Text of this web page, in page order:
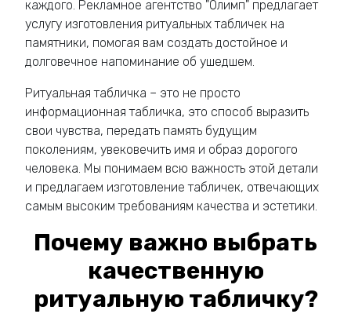
каждого. Рекламное агентство "Олимп" предлагает
услугу изготовления ритуальных табличек на
памятники, помогая вам создать достойное и
долговечное напоминание об ушедшем.
Ритуальная табличка – это не просто
информационная табличка, это способ выразить
свои чувства, передать память будущим
поколениям, увековечить имя и образ дорогого
человека. Мы понимаем всю важность этой детали
и предлагаем изготовление табличек, отвечающих
самым высоким требованиям качества и эстетики.
Почему важно выбрать
качественную
ритуальную табличку?